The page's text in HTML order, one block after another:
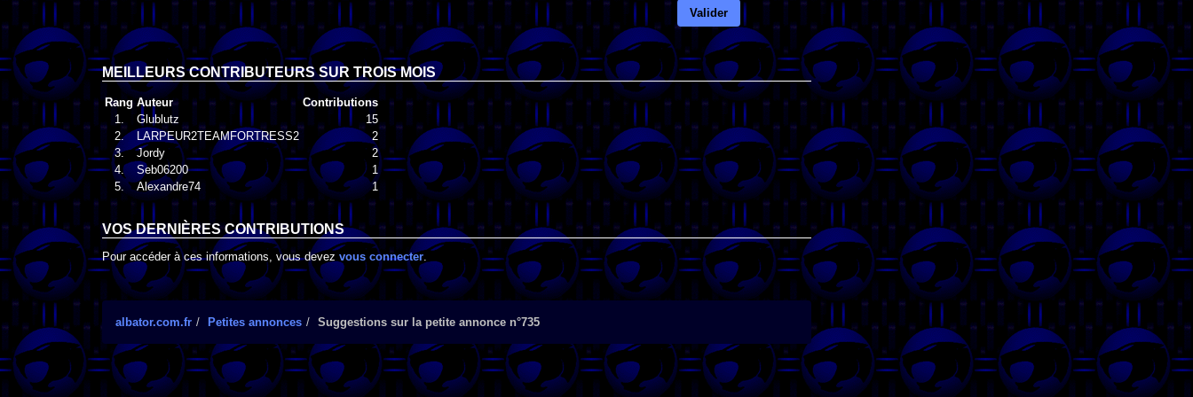
Valider
MEILLEURS CONTRIBUTEURS SUR TROIS MOIS
Rang Auteur
Contributions
1.
Glublutz
15
2.
LARPEUR2TEAMFORTRESS2
2
3.
Jordy
2
4.
Seb06200
1
5.
Alexandre74 1
VOS DERNIÈRES CONTRIBUTIONS
Pour accéder à ces informations, vous devez vous connecter
albator.com.fr Petites annonces Suggestions sur la petite annonce n°735